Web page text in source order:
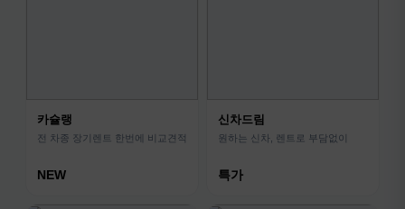
카슐랭
전 차종 장기렌트 한번에 비교견적
NEW
신차드림
원하는 신차, 렌트로 부담없이
특가